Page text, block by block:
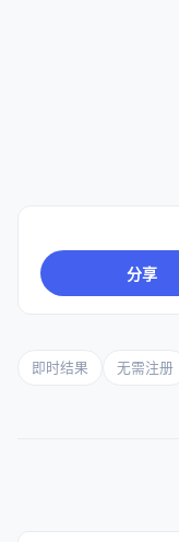
分享
即时结果 无需注册